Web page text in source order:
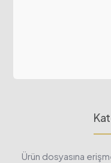
Ürün dosyasına